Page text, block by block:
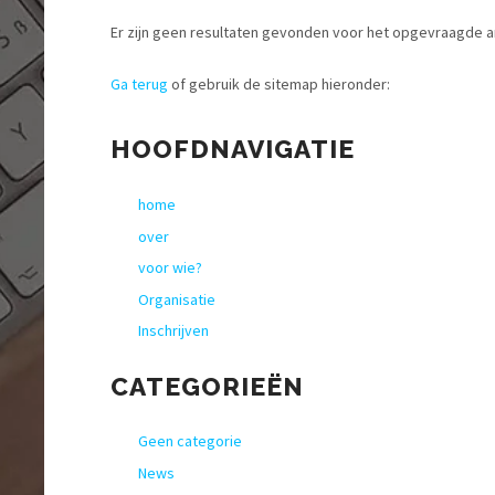
Er zijn geen resultaten gevonden voor het opgevraagde
Ga terug of gebruik de sitemap hieronder:
HOOFDNAVIGATIE
home
over
voor wie?
Organisatie
Inschrijven
CATEGORIEËN
Geen categorie
News